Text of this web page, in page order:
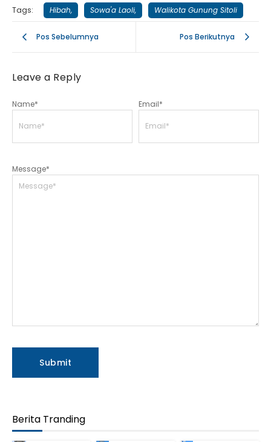
Tags: Hibah, Sowa'a Laoli, Walikota Gunung Sitoli
Pos Sebelumnya Pos Berikutnya
Leave a Reply
Message*
Name* Email*
Berita Tranding